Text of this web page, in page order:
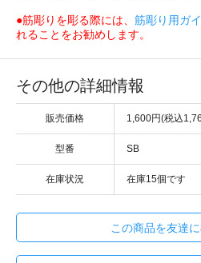
●筋彫りを彫る際には、 筋彫り用ガ
れることをお勧めします。
その他の詳細情報
販売価格 1,600円(税込
型番 SB
在庫状況 在庫15個です
この商品を友達